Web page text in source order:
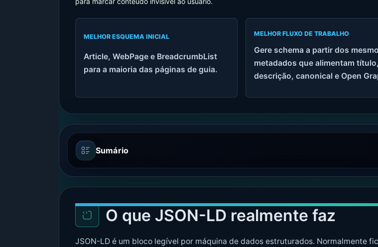
MELHOR ESQUEMA INICIAL
Article, WebPage e BreadcrumbList
para a maioria das páginas de guia.
MELHOR FLUXO DE TRABALHO
Gere schema a partir dos
metadados que alimentam título,
descrição, canonical e Open
Sumário
O que JSON-LD realmente faz
JSON-LD é um bloco legível por máquina de dados estruturados. Normalmente